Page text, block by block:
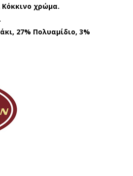
χρώμα.
27% Πολυαμίδιο, 3%